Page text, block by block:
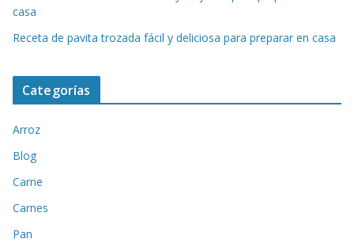
casa
Receta de pavita trozada fácil y deliciosa para preparar en casa
Categorías
Arroz
Blog
Carne
Carnes
Pan